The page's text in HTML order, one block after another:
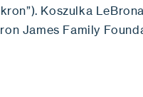
Koszulka
James Family